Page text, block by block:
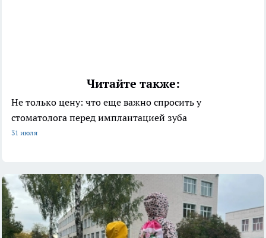
Читайте также:
Не только цену: что еще важно спросить у
стоматолога перед имплантацией зуба
31 июля